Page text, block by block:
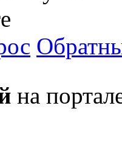
на